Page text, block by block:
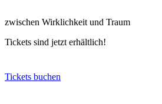
zwischen Wirklichkeit und Traum
Tickets sind jetzt erhältlich!
Tickets buchen